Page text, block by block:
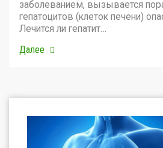
заболеванием, вызывается
гепатоцитов (клеток печени)
Лечится ли гепатит…
Далее